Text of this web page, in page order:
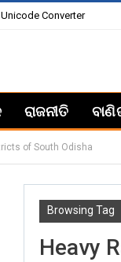
Converter
ରାଜନୀତି
of South Odisha
Browsing Tag
Heavy